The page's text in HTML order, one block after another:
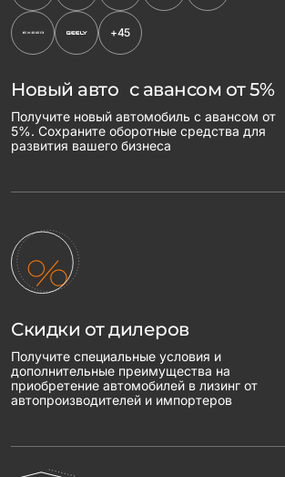
+45
Новый авто с авансом от 5%
Получите новый автомобиль с авансом от
5%. Сохраните оборотные средства для
развития вашего бизнеса
Скидки от дилеров
Получите специальные условия и
дополнительные преимущества на
приобретение автомобилей в лизинг от
автопроизводителей и импортеров